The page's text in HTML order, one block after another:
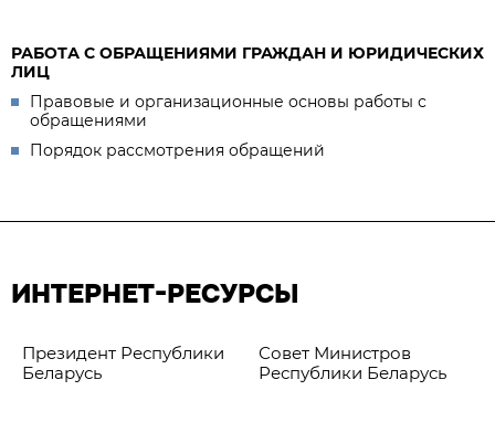
РАБОТА С ОБРАЩЕНИЯМИ ГРАЖДАН И ЮРИДИЧЕСКИХ
ЛИЦ
Правовые и организационные основы работы с
обращениями
Порядок рассмотрения обращений
ИНТЕРНЕТ-РЕСУРСЫ
Президент Республики
Беларусь
Совет Министров
Республики Беларусь